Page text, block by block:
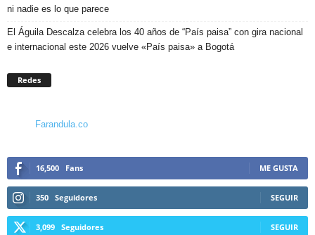
ni nadie es lo que parece
El Águila Descalza celebra los 40 años de “País paisa” con gira nacional
e internacional este 2026 vuelve «País paisa» a Bogotá
Redes
Farandula.co
16,500 Fans ME GUSTA
350 Seguidores SEGUIR
3,099 Seguidores SEGUIR